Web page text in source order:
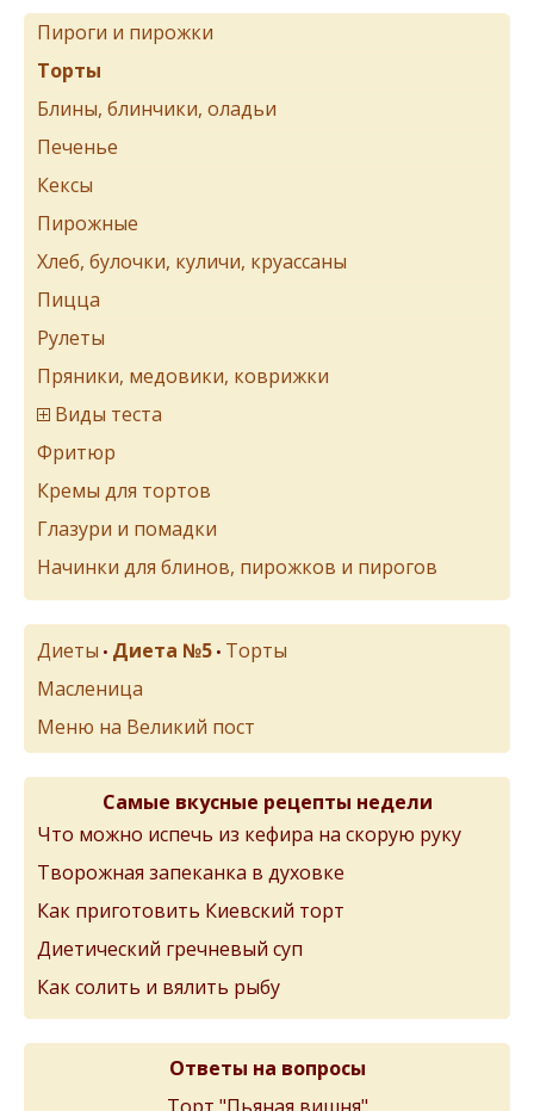
Пироги и пирожки
Торты
Блины, блинчики, оладьи
Печенье
Кексы
Пирожные
Хлеб, булочки, куличи, круассаны
Пицца
Рулеты
Пряники, медовики, коврижки
Виды теста
Фритюр
Кремы для тортов
Глазури и помадки
Начинки для блинов, пирожков и пирогов
Диеты • Диета №5 • Торты
Масленица
Меню на Великий пост
Самые вкусные рецепты недели
Что можно испечь из кефира на скорую руку
Творожная запеканка в духовке
Как приготовить Киевский торт
Диетический гречневый суп
Как солить и вялить рыбу
Ответы на вопросы